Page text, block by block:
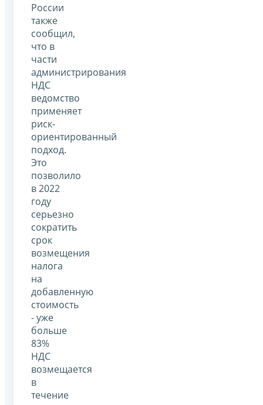
России
также
сообщил,
что в
части
администрирования
НДС
ведомство
применяет
риск-
ориентированный
подход.
Это
позволило
в 2022
году
серьезно
сократить
срок
возмещения
налога
на
добавленную
стоимость
- уже
больше
83%
НДС
возмещается
в
течение